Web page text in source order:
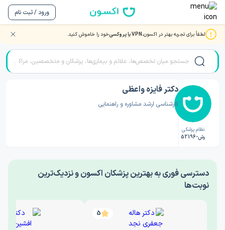
ورود / ثبت نام
لطفاً برای تجربه بهتر در اکسون،VPN یا پروکسی خود را خاموش کنید. صفحه اصلی/دکتر روانشناسی/دکتر فایزه واعظی
نظام پزشکی
رش-52196
دکتر فایزه واعظی
کارشناسی ارشد مشاوره و راهنمایی
‎دسترسی فوری به بهترین پزشکان اکسون و نزدیک‌ترین
نوبت‌ها
5